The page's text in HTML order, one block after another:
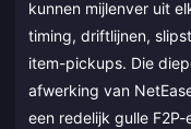
kunnen mijlenver uit
timing, driftlijnen,
item-pickups. Die
afwerking van
een redelijk gulle